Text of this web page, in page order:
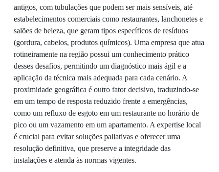
antigos, com tubulações que podem ser mais sensíveis, até
estabelecimentos comerciais como restaurantes, lanchonetes e
salões de beleza, que geram tipos específicos de resíduos
(gordura, cabelos, produtos químicos). Uma empresa que atua
rotineiramente na região possui um conhecimento prático
desses desafios, permitindo um diagnóstico mais ágil e a
aplicação da técnica mais adequada para cada cenário. A
proximidade geográfica é outro fator decisivo, traduzindo-se
em um tempo de resposta reduzido frente a emergências,
como um refluxo de esgoto em um restaurante no horário de
pico ou um vazamento em um apartamento. A expertise local
é crucial para evitar soluções paliativas e oferecer uma
resolução definitiva, que preserve a integridade das
instalações e atenda às normas vigentes.